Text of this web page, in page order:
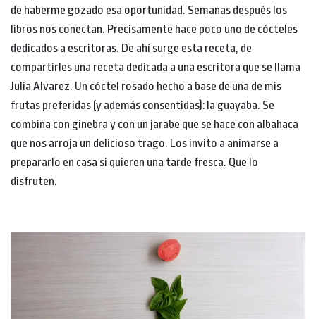
de haberme gozado esa oportunidad. Semanas después los
libros nos conectan. Precisamente hace poco uno de cócteles
dedicados a escritoras. De ahí surge esta receta, de
compartirles una receta dedicada a una escritora que se llama
Julia Alvarez. Un cóctel rosado hecho a base de una de mis
frutas preferidas (y además consentidas): la guayaba. Se
combina con ginebra y con un jarabe que se hace con albahaca
que nos arroja un delicioso trago. Los invito a animarse a
prepararlo en casa si quieren una tarde fresca. Que lo
disfruten.